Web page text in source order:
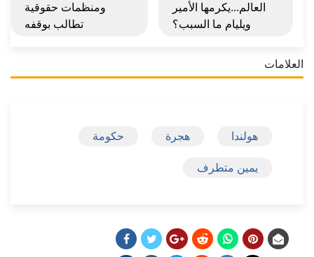
العالم...يكرمها الأمير
ويليام ما السبب؟
ومنظمات حقوقية
تطالب بوقفه
العلامات
هولندا هجرة حكومة
يمين متطرف